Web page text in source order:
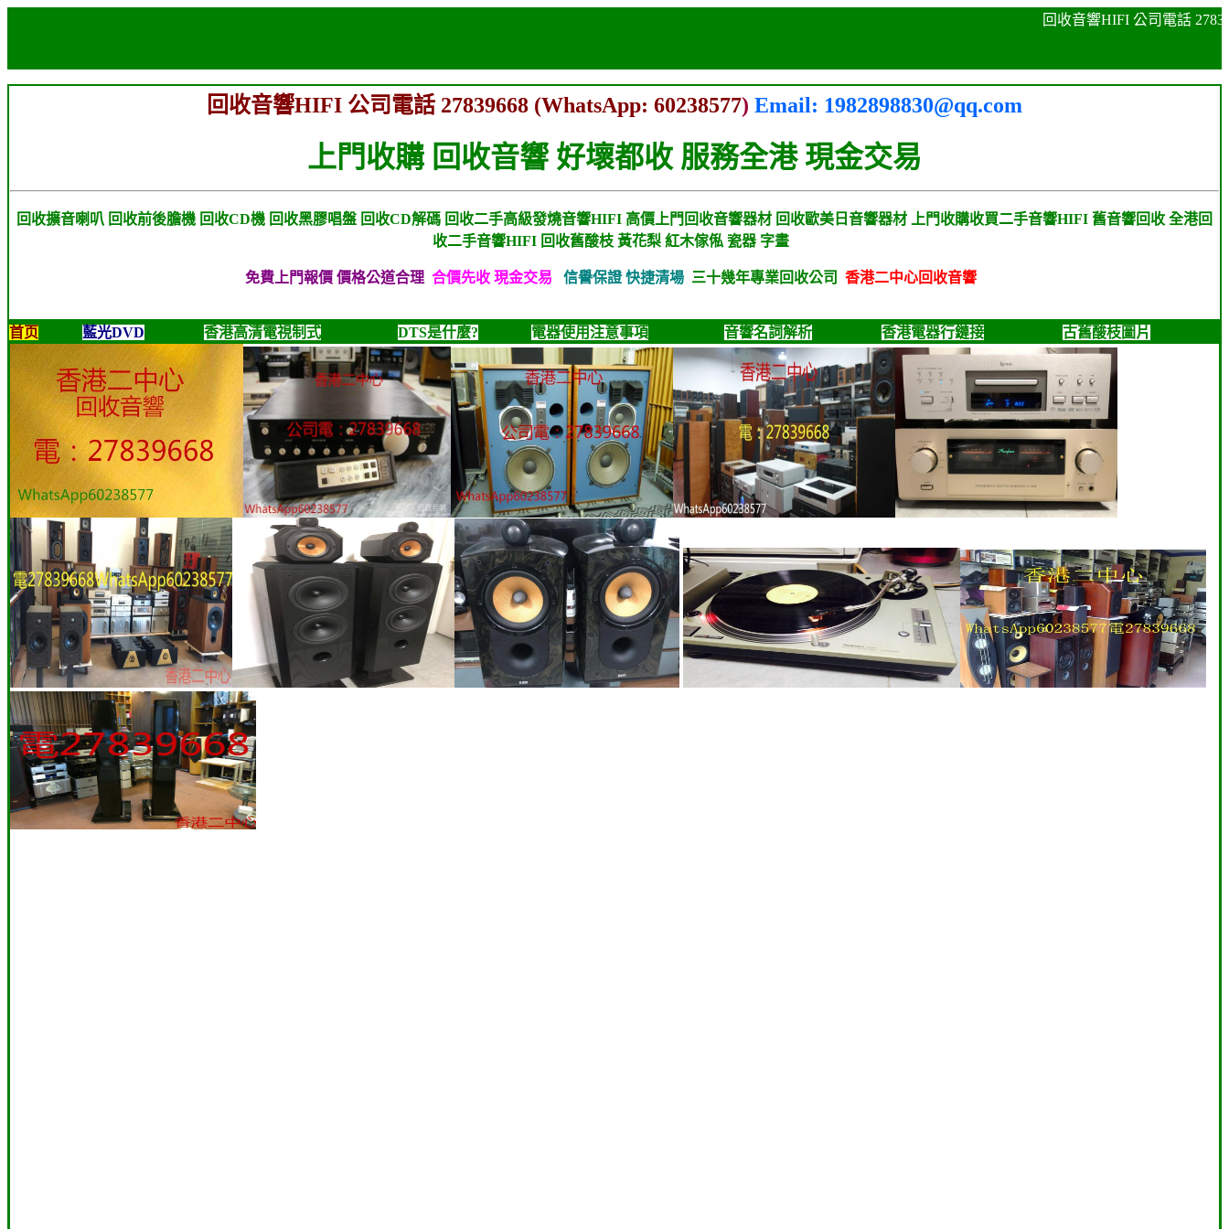
回收音響HIFI 公司電話
回收音響HIFI 公司電話 27839668 (WhatsApp: 60238577) Email: 1982898830@qq.com
上門收購 回收音響 好壞都收 服務全港 現金交易
回收擴音喇叭 回收前後膽機 回收CD機 回收黑膠唱盤 回收CD解碼 回收二手高級發燒音響HIFI 高價上門回收音響器材 回收歐美日音響器材 上門收購收買二手音響HIFI 舊音響回收 全港回
收二手音響HIFI 回收舊酸枝 黃花梨 紅木傢俬 瓷器 字畫
免費上門報價 價格公道合理 合價先收 現金交易 信譽保證 快捷清場 三十幾年專業回收公司 香港二中心回收音響
首页 藍光DVD 香港高清電視制式 DTS是什麼? 電器使用注意事項 音響名詞解析 香港電器行鏈接 古舊酸枝圖片